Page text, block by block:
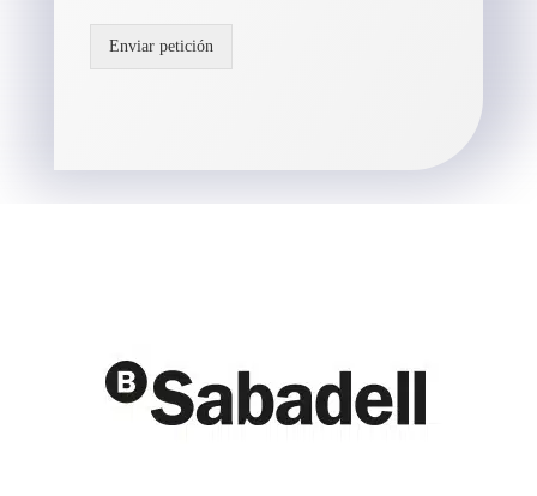
Enviar petición